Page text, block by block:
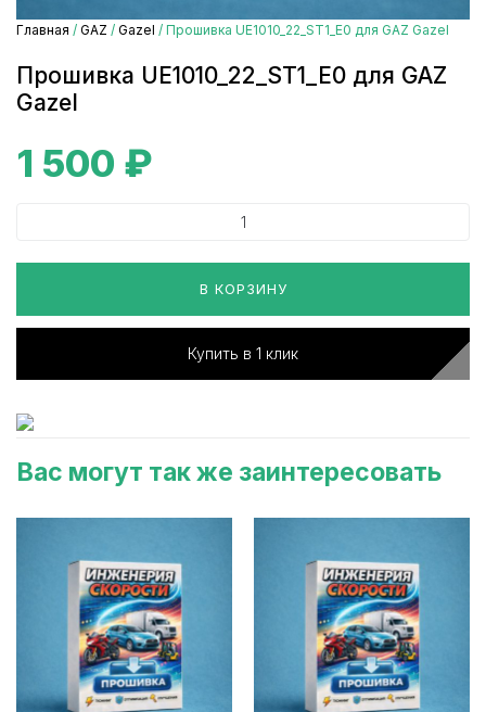
Главная / GAZ / Gazel / Прошивка UE1010_22_ST1_E0 для GAZ Gazel
Прошивка UE1010_22_ST1_E0 для GAZ
Gazel
1 500 ₽
В КОРЗИНУ
Купить в 1 клик
Вас могут так же заинтересовать